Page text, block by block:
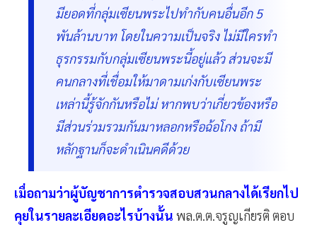
มียอดที่กลุ่มเซียนพระไปทำกับคนอื่นอีก 5
พันล้านบาท โดยในความเป็นจริง ไม่มีใครทำ
ธุรกรรมกับกลุ่มเซียนพระนี้อยู่แล้ว ส่วนจะมี
คนกลางที่เชื่อมให้มาดามเก่งกับเซียนพระ
เหล่านี้รู้จักกันหรือไม่ หากพบว่าเกี่ยวข้องหรือ
มีส่วนร่วมรวมกันมาหลอกหรือฉ้อโกง ถ้ามี
หลักฐานก็จะดำเนินคดีด้วย
เมื่อถามว่าผู้บัญชาการตำรวจสอบสวนกลางได้เรียกไป
คุยในรายละเอียดอะไรบ้างนั้น พล.ต.ต.จรูญเกียรติ ตอบ